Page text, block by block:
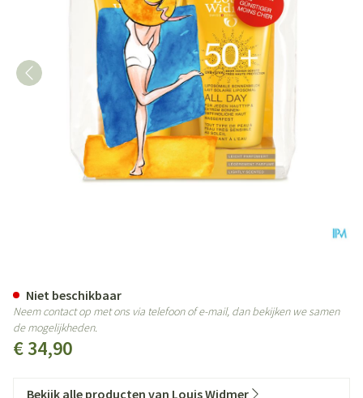
€ 34,90
Niet beschikbaar
Neem contact op met ons via telefoon of e-mail, dan bekijken we samen
de mogelijkheden.
Bekijk alle producten van Louis Widmer